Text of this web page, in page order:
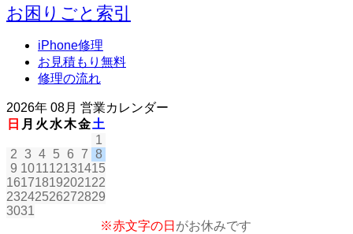
お困りごと索引
iPhone修理
お見積もり無料
修理の流れ
2026年 08月 営業カレンダー
日 月 火 水木金土
1
2 3 4 5 6 7 8
9 101112131415
16171819202122
23242526272829
3031
※赤文字の日 がお休みです